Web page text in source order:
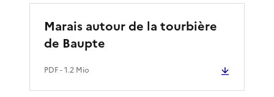
Marais autour de la tourbière
de Baupte
PDF- 1.2 Mio